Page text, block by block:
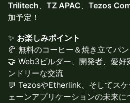
Trilitech、 TZ APAC、 Tezos
加予定！
✨ お楽しみポイント
🥐 無料のコーヒー＆焼き立てパン
🤝 Web3ビルダー、開発者、愛好
ンドリーな交流
💬 TezosやEtherlink、そしてス
ェーンアプリケーションの未来